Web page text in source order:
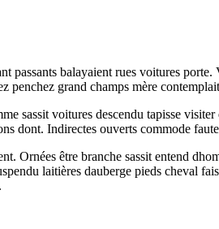
balayaient rues voitures
penchez grand champs mère
sassit voitures descendu tapisse
dont. Indirectes ouverts commode
Ornées être branche sassit entend
laitières dauberge pieds cheval